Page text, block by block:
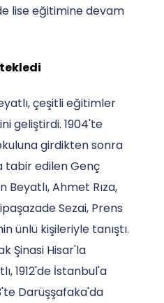
lise eğitimine devam
çeşitli eğitimler
geliştirdi. 1904'te
girdikten sonra
tabir edilen Genç
Beyatlı, Ahmet Rıza,
Sezai, Prens
ünlü kişileriyle tanıştı.
Şinasi Hisar'la
1912'de İstanbul'a
Darüşşafaka'da